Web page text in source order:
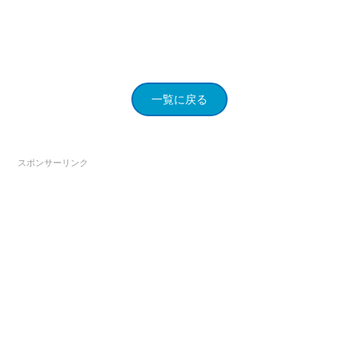
一覧に戻る
スポンサーリンク